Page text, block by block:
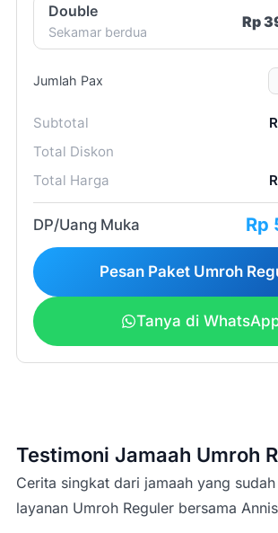
2
minggu
peak
season
Double
Sekamar berdua
Rp
Jumlah Pax
Subtotal
Total Diskon
Total Harga
DP/Uang Muka Rp
Pesan Paket Umroh
Tanya di
Testimoni Jamaah Umroh
Cerita singkat dari jamaah yang
layanan Umroh Reguler bersama